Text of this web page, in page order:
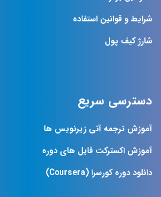
شرایط و قوانین استفاده
شارژ کیف پول
دسترسی سریع
آموزش ترجمه آنی زیرنویس ها
آموزش اکسترکت فایل های دوره
دانلود دوره کورسرا (Coursera)